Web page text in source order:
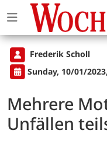
Frederik Scholl
Sunday, 10/01/
Mehrere
Unfällen